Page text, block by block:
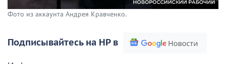
Фото из аккаунта Андрея Кравченко.
Подписывайтесь на НР в